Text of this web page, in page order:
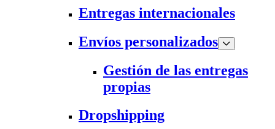
Entregas internacionales
Envíos personalizados
Gestión de las entregas
propias
Dropshipping